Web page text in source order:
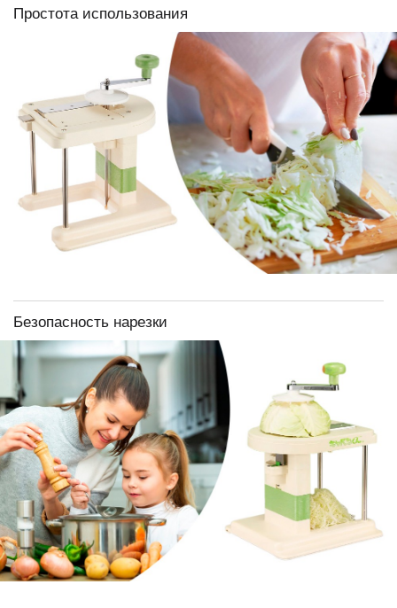
Простота использования
Безопасность нарезки